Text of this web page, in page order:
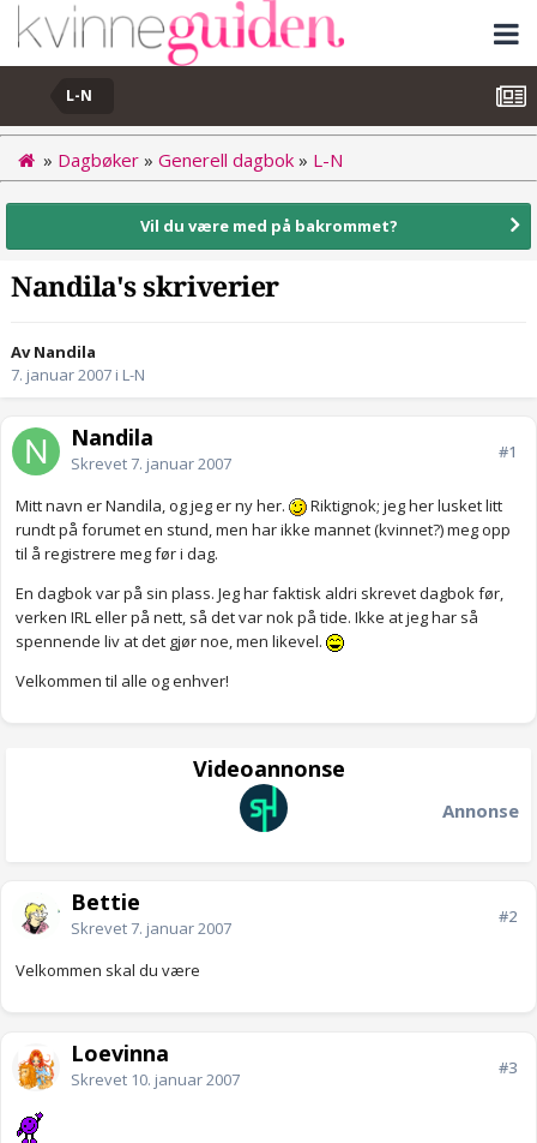
L-N
» Dagbøker » Generell dagbok » L-N
Vil du være med på bakrommet?
Nandila's skriverier
Av Nandila
7. januar 2007 i L-N
Nandila
Skrevet7. januar 2007
#1
Mitt navn er Nandila, og jeg er ny her.
Riktignok; jeg her lusket litt
rundt på forumet en stund, men har ikke mannet (kvinnet?) meg opp
til å registrere meg før i dag.
En dagbok var på sin plass. Jeg har faktisk aldri skrevet dagbok før,
verken IRL eller på nett, så det var nok på tide. Ikke at jeg har så
spennende liv at det gjør noe, men likevel.
Velkommen til alle og enhver!
Videoannonse
Annonse
Bettie
Skrevet7. januar 2007
#2
Velkommen skal du være
Loevinna
Skrevet 10. januar 2007
#3